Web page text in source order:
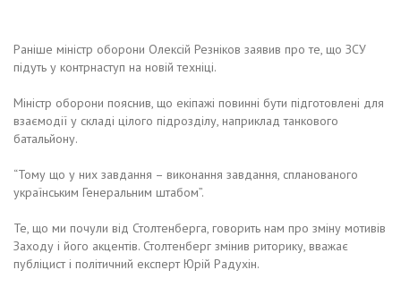
Раніше міністр оборони Олексій Резніков заявив про те, що ЗСУ
підуть у контрнаступ на новій техніці.
Міністр оборони пояснив, що екіпажі повинні бути підготовлені для
взаємодії у складі цілого підрозділу, наприклад танкового
батальйону.
“Тому що у них завдання – виконання завдання, спланованого
українським Генеральним штабом”.
Те, що ми почули від Столтенберга, говорить нам про зміну мотивів
Заходу і його акцентів. Столтенберг змінив риторику, вважає
публіцист і політичний експерт Юрій Радухін.